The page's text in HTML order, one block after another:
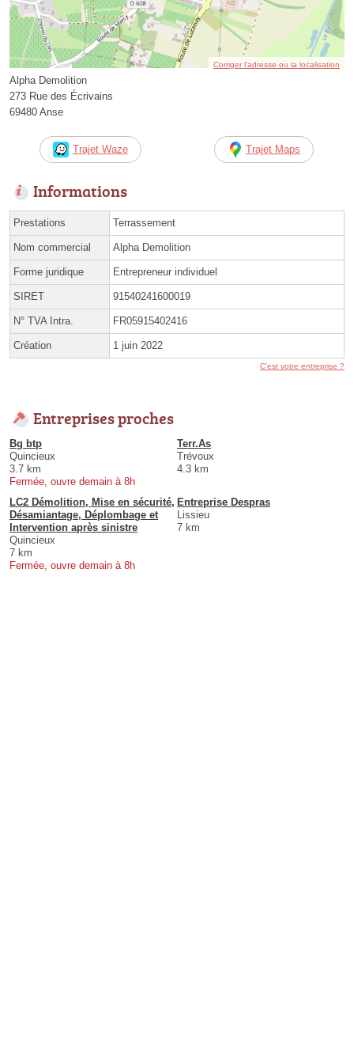
Corriger l’adresse ou la localisation
Alpha Demolition
273 Rue des Écrivains
69480 Anse
Trajet Waze Trajet Maps
Informations
Prestations Terrassement
Nom commercial Alpha Demolition
Forme juridique Entrepreneur individuel
SIRET 91540241600019
N° TVA Intra. FR05915402416
Création 1 juin 2022
C'est votre entreprise ?
Entreprises proches
Bg btp
Quincieux
3.7 km
Fermée, ouvre demain à 8h
Terr.As
Trévoux
4.3 km
LC2 Démolition, Mise en sécurité,
Désamiantage, Déplombage et
Intervention après sinistre
Quincieux
7 km
Fermée, ouvre demain à 8h
Entreprise Despras
Lissieu
7 km